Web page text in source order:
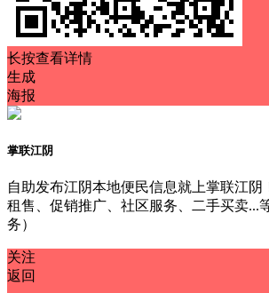
长按查看详情
生成
海报
掌联江阴
自助发布江阴本地便民信息就上掌联江阴
租售、促销推广、社区服务、二手买卖...
务）
关注
返回